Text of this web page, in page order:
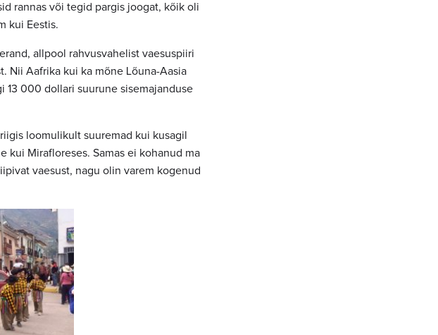
rannas või tegid pargis joogat, kõik oli
kui Eestis.
allpool rahvusvahelist vaesuspiiri
Nii Aafrika kui ka mõne Lõuna-Aasia
13 000 dollari suurune sisemajanduse
loomulikult suuremad kui kusagil
kui Mirafloreses. Samas ei kohanud ma
vaesust, nagu olin varem kogenud